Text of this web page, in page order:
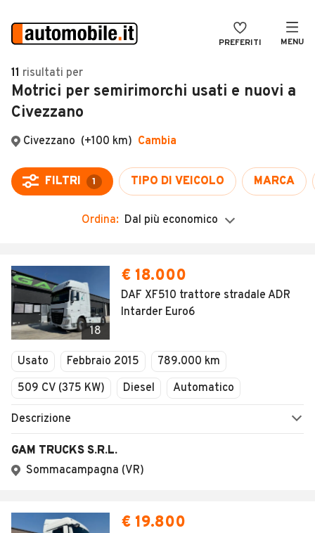
PREFERITI MENU
Auto
Auto usate
Auto Km 0
Auto Nuove
Moto
Camper
Veicoli Commerciali
Concessionari
VENDI
MAGAZINE
ACCEDI
11 risultati per
Motrici per semirimorchi usati e nuovi a
Civezzano
Civezzano (+100 km) Cambia
FILTRI 1 TIPO DI VEICOLO MARCA
Ordina: Dal più economico
18
€ 18.000
DAF XF510 trattore stradale ADR
Intarder Euro6
Usato Febbraio 2015
789.000 km
509 CV (375 KW)
Diesel Automatico
Descrizione
GAM TRUCKS S.R.L.
Sommacampagna (VR)
€ 19.800